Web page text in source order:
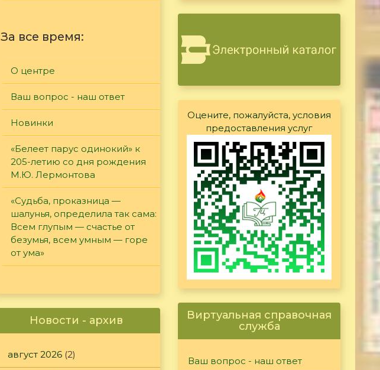
За все время:
О центре
Ваш вопрос - наш ответ
Новинки
«Белеет парус одинокий» к
205-летию со дня рождения
М.Ю. Лермонтова
«Судьба, проказница —
шалунья, определила так сама:
Всем глупым — счастье от
безумья, всем умным — горе
от ума»
Новости - архив
август 2026 (2)
Оцените, пожалуйста, условия
предоставления услуг
Виртуальная справочная
служба
Ваш вопрос - наш ответ